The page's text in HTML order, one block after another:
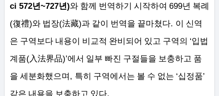
ci 572년~727년)와 함께 번역하기 시작하여 699년 복례
(復禮)와 법장(法藏)과 같이 번역을 끝마쳤다. 이 신역
은 구역보다 내용이 비교적 완비되어 있고 구역의 ‘입법
계품(入法界品)’에서 일부 빠진 구절들을 보충하고 품
을 세분화했으며 , 특히 구역에서는 볼 수 없는 ‘십정품’
같은 내용을 보충하고 있다.